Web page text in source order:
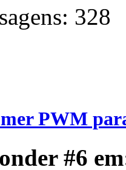
328
PWM
#6